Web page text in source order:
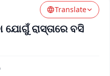
Translate
ରାସ୍ତାରେ ବସି